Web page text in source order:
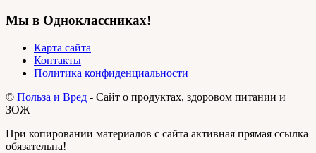
Мы в Одноклассниках!
Карта сайта
Контакты
Политика конфиденциальности
© Польза и Вред - Сайт о продуктах, здоровом питании и
ЗОЖ
При копировании материалов с сайта активная прямая ссылка
обязательна!